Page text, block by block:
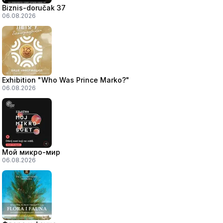
Biznis-doručak 37
06.08.2026
Exhibition "Who Was Prince Marko?"
06.08.2026
Мой микро-мир
06.08.2026